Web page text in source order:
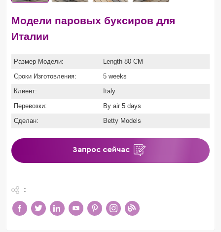
Модели паровых буксиров для
Италии
Размер Модели:
Length 80 CM
Сроки Изготовления:
5 weeks
Клиент:
Italy
Перевозки:
By air 5 days
Сделан:
Betty Models
Запрос сейчас
: